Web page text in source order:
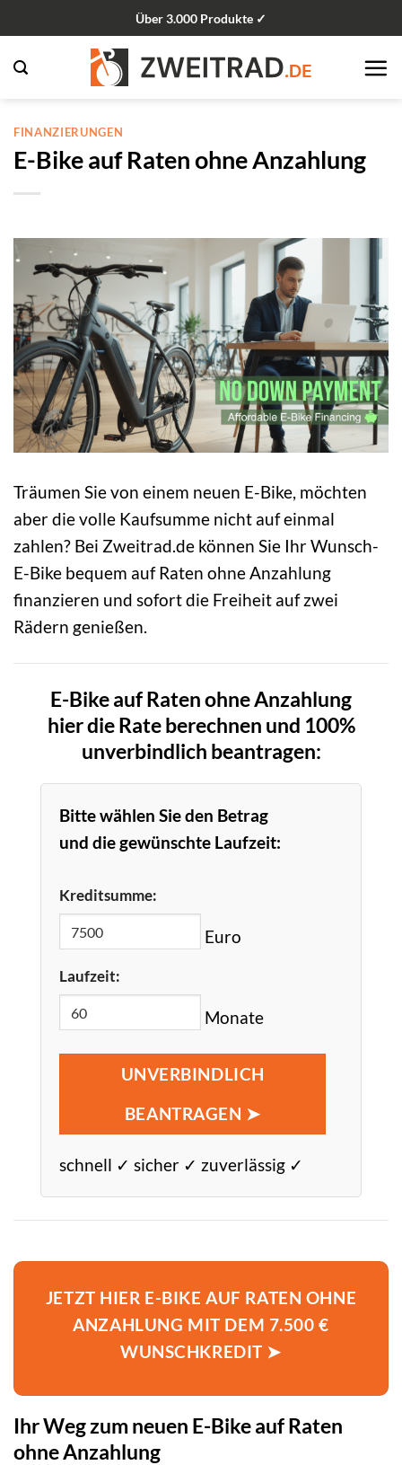
Inhalt
springen
Über 3.000 Produkte ✓
FINANZIERUNGEN
E-Bike auf Raten ohne Anzahlung
Träumen Sie von einem neuen E-Bike, möchten
aber die volle Kaufsumme nicht auf einmal
zahlen? Bei Zweitrad.de können Sie Ihr Wunsch-
E-Bike bequem auf Raten ohne Anzahlung
finanzieren und sofort die Freiheit auf zwei
Rädern genießen.
E-Bike auf Raten ohne Anzahlung
hier die Rate berechnen und 100%
unverbindlich beantragen:
Bitte wählen Sie den Betrag
und die gewünschte Laufzeit:
Kreditsumme:
Euro
Laufzeit:
Monate
UNVERBINDLICH
BEANTRAGEN ➤
schnell ✓ sicher ✓ zuverlässig ✓
JETZT HIER E-BIKE AUF RATEN OHNE
ANZAHLUNG MIT DEM 7.500 €
WUNSCHKREDIT ➤
Ihr Weg zum neuen E-Bike auf Raten
ohne Anzahlung